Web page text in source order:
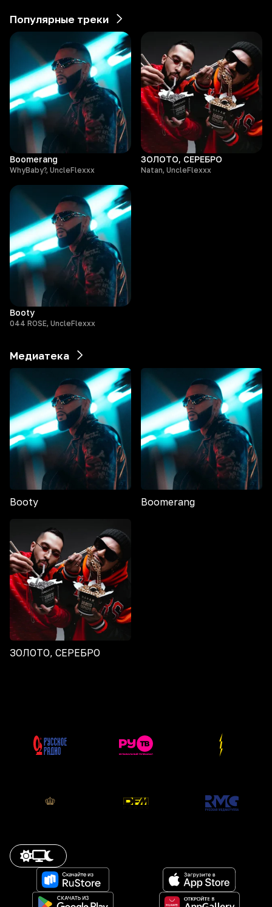
Популярные треки
Boomerang
WhyBaby?, UncleFlexxx
ЗОЛОТО, СЕРЕБРО
Natan, UncleFlexxx
Booty
044 ROSE, UncleFlexxx
Медиатека
Booty Boomerang
ЗОЛОТО, СЕРЕБРО